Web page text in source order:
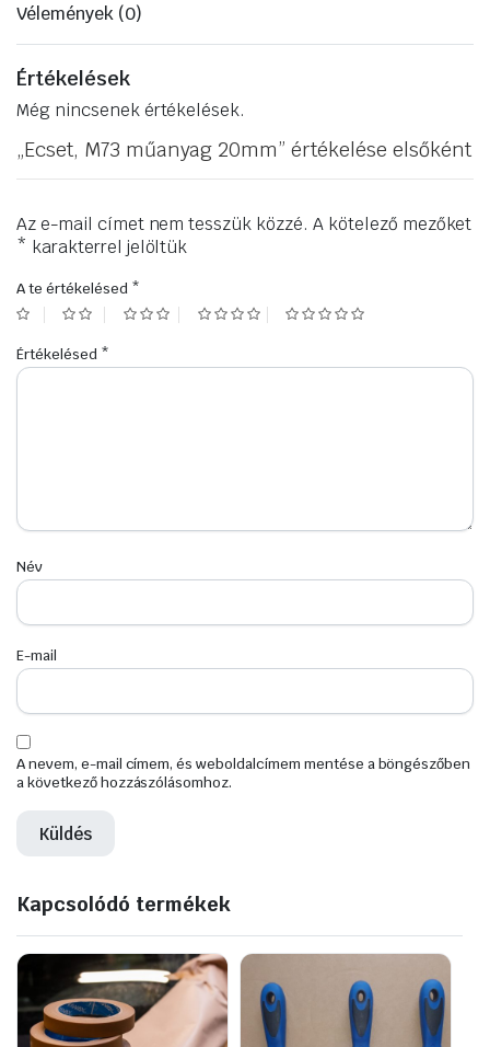
Vélemények (0)
Értékelések
Még nincsenek értékelések.
„Ecset, M73 műanyag 20mm” értékelése elsőként
Az e-mail címet nem tesszük közzé. A kötelező mezőket
* karakterrel jelöltük
A te értékelésed *
Értékelésed *
Név
E-mail
A nevem, e-mail címem, és weboldalcímem mentése a böngészőben
a következő hozzászólásomhoz.
Kapcsolódó termékek